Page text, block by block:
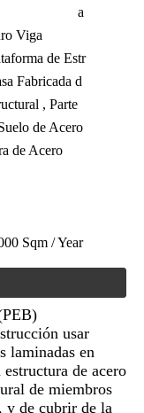
a
Viga
de Estr
Fabricada d
, Parte
de Acero
de Acero
Sqm / Year
usar
laminadas en
de acero
de miembros
y de cubrir de la